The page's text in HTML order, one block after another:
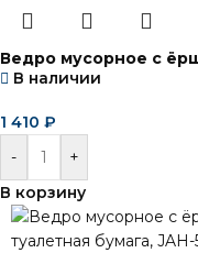
Ведро мусорное с
В наличии
1 410 ₽
-
+
В корзину